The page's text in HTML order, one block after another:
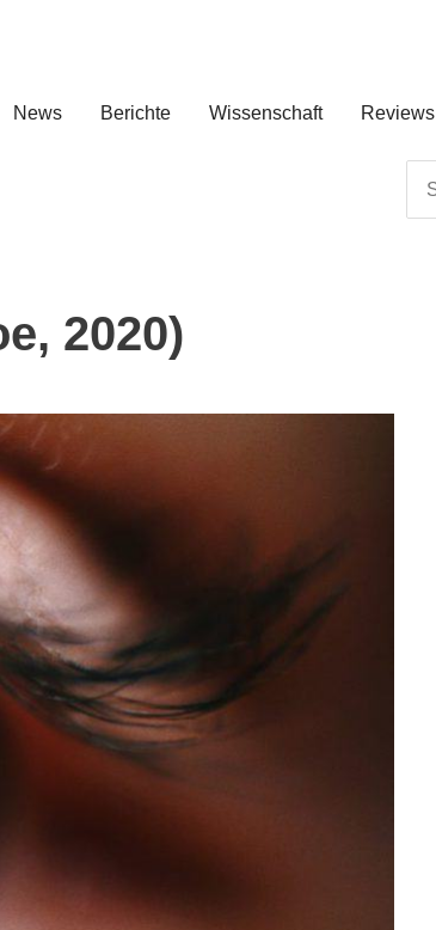
News Berichte Wissenschaft Reviews
for:
2020)